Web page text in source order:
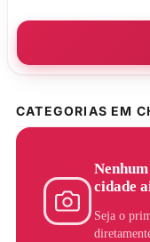
CATEGORIAS EM
cidade
Seja o